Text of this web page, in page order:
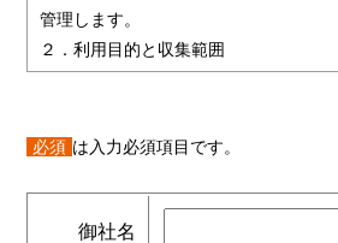
管理します。
２．利用目的と収集範囲
利用目的やお問い合わせの窓口などを
３．個人情報の利用
当社は、お客様から同意いただいた目
必須 は入力必須項目です。
御社名